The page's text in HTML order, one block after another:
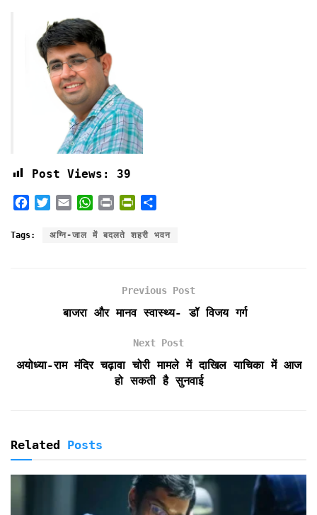
Post Views: 39
c
i
a
a
p
i
i
r
i
n
d
l
y
a
Tags: अग्नि-जाल में बदलते शहरी भवन
Previous Post
बाजरा और मानव स्वास्थ्य- डॉ विजय गर्ग
Next Post
अयोध्या-राम मंदिर चढ़ावा चोरी मामले में दाखिल याचिका में आज
हो सकती है सुनवाई
Related Posts